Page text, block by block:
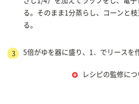
る。そのまま1分蒸らし、コーンと
る。
3 5倍がゆを器に盛り、1．でリースを
レシピの監修につ